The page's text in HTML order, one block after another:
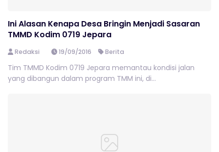
Ini Alasan Kenapa Desa Bringin Menjadi Sasaran
TMMD Kodim 0719 Jepara
Redaksi 19/09/2016 Berita
Tim TMMD Kodim 0719 Jepara memantau kondisi jalan
yang dibangun dalam program TMM ini, di...